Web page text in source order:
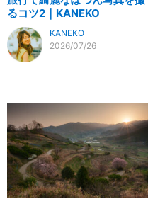
るコツ2｜KANEKO
KANEKO
2026/07/26